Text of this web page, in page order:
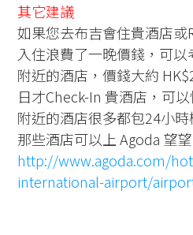
其它建議
如果您去布吉會住貴酒店
入住浪費了一晚價錢，可
附近的酒店，價錢大約
日才Check-In 貴酒店，可
附近的酒店很多都包24小
那些酒店可以上 Agoda 望望
http://www.agoda.com/
international-airport/